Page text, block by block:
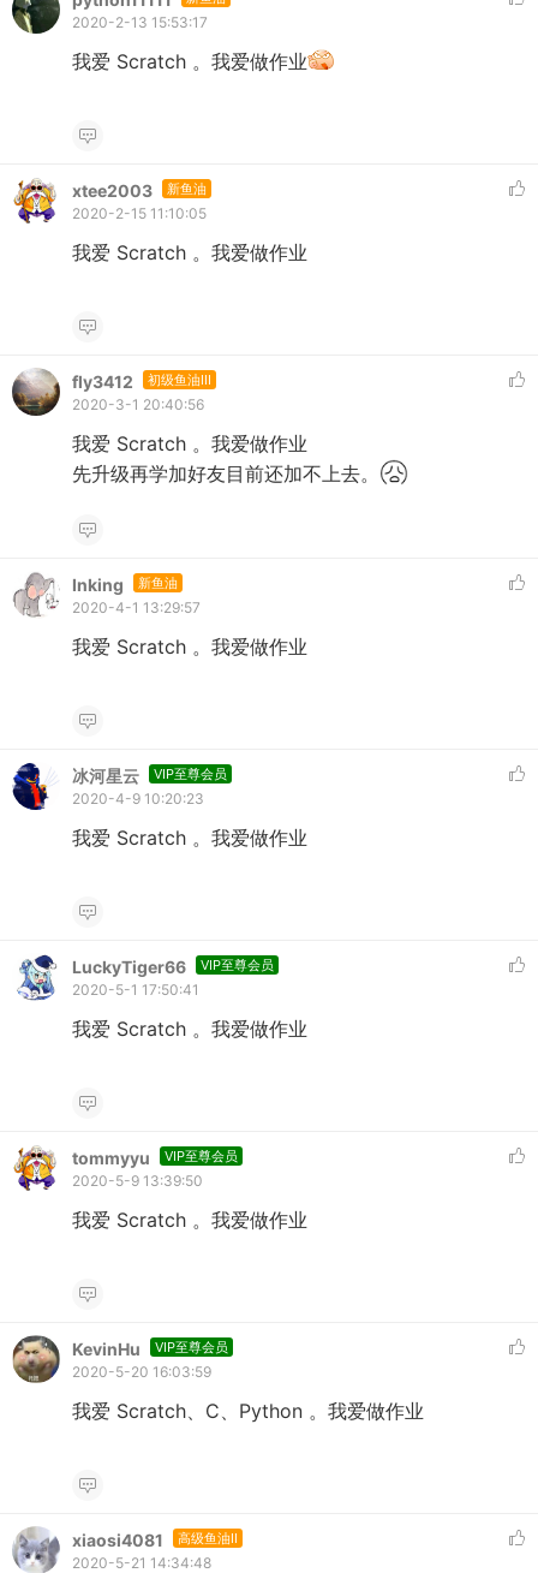
2020-2-13 15:53:17
我爱 Scratch 。我爱做作业
xtee2003 新鱼油
2020-2-15 11:10:05
我爱 Scratch 。我爱做作业
fly3412 初级鱼油III
2020-3-1 20:40:56
我爱 Scratch 。我爱做作业
先升级再学加好友目前还加不上去。
Inking 新鱼油
2020-4-1 13:29:57
我爱 Scratch 。我爱做作业
冰河星云 VIP至尊会员
2020-4-9 10:20:23
我爱 Scratch 。我爱做作业
LuckyTiger66 VIP至尊会员
2020-5-1 17:50:41
我爱 Scratch 。我爱做作业
tommyyu VIP至尊会员
2020-5-9 13:39:50
我爱 Scratch 。我爱做作业
KevinHu VIP至尊会员
2020-5-20 16:03:59
我爱 Scratch、C、Python 。我爱做作业
xiaosi4081 高级鱼油II
2020-5-21 14:34:48